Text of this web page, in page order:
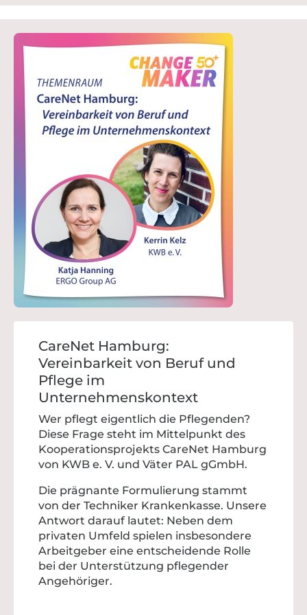
CareNet Hamburg:
Vereinbarkeit von Beruf und
Pflege im
Unternehmenskontext
Wer pflegt eigentlich die Pflegenden?
Diese Frage steht im Mittelpunkt des
Kooperationsprojekts CareNet Hamburg
von KWB e. V. und Väter PAL gGmbH.
Die prägnante Formulierung stammt
von der Techniker Krankenkasse. Unsere
Antwort darauf lautet: Neben dem
privaten Umfeld spielen insbesondere
Arbeitgeber eine entscheidende Rolle
bei der Unterstützung pflegender
Angehöriger.